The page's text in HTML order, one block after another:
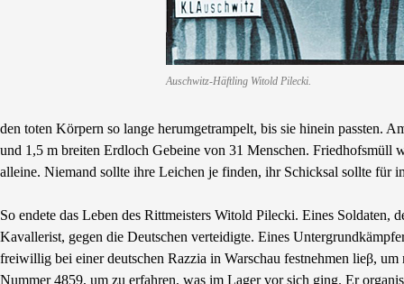
Auschwitz-Häftling Witold Pilecki.
den toten Körpern so lange herumgetrampelt, bis sie hinein passten.
und 1,5 m breiten Erdloch Gebeine von 31 Menschen. Friedhofsmüll
alleine. Niemand sollte ihre Leichen je finden, ihr Schicksal sollte für
So endete das Leben des Rittmeisters Witold Pilecki. Eines
Kavallerist, gegen die Deutschen verteidigte. Eines
freiwillig bei einer deutschen Razzia in Warschau festnehmen lieβ,
Nummer 4859, um zu erfahren, was im Lager vor sich ging. Er